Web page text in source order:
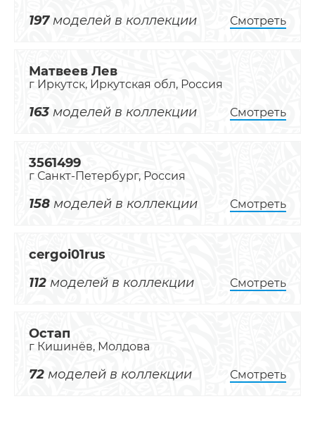
197моделей в коллекции Смотреть
Матвеев Лев
г Иркутск, Иркутская обл, Россия
163 моделей в коллекции Смотреть
3561499
г Санкт-Петербург, Россия
158 моделей в коллекции Смотреть
cergoi01rus
112 моделей в коллекции Смотреть
Остап
г Кишинёв, Молдова
72 моделей в коллекции Смотреть